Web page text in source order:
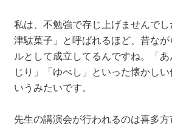
私は、不勉強で存じ上げませんで
津駄菓子」と呼ばれるほど、昔な
ルとして成立してるんですね。「
じり」「ゆべし」といった懐かし
いうみたいです。
先生の講演会が行われるのは喜多方